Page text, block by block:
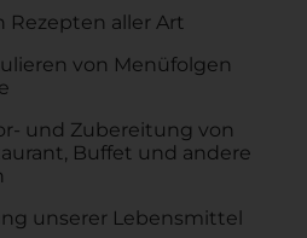
aller Art
von Menüfolgen
und Zubereitung von
Buffet und andere
unserer Lebensmittel